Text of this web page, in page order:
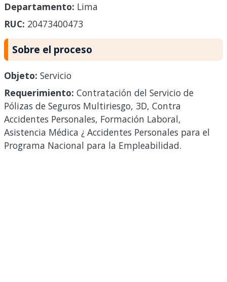
Departamento: Lima
RUC: 20473400473
Sobre el proceso
Objeto: Servicio
Requerimiento: Contratación del Servicio de
Pólizas de Seguros Multiriesgo, 3D, Contra
Accidentes Personales, Formación Laboral,
Asistencia Médica ¿ Accidentes Personales para el
Programa Nacional para la Empleabilidad.